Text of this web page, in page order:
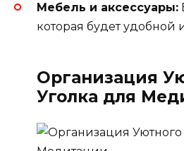
Мебель и аксессуары:
которая будет удобной
Организация
Уголка для